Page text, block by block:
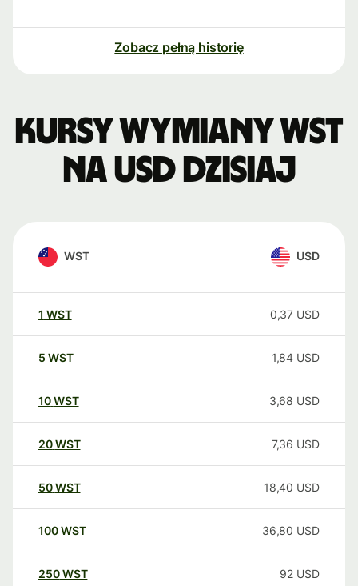
Zobacz pełną historię
Kursy wymiany WST
na USD dzisiaj
WST USD
1 WST 0,37 USD
5 WST 1,84 USD
10WST 3,68 USD
20WST 7,36 USD
50WST 18,40 USD
100WST 36,80 USD
250WST 92 USD